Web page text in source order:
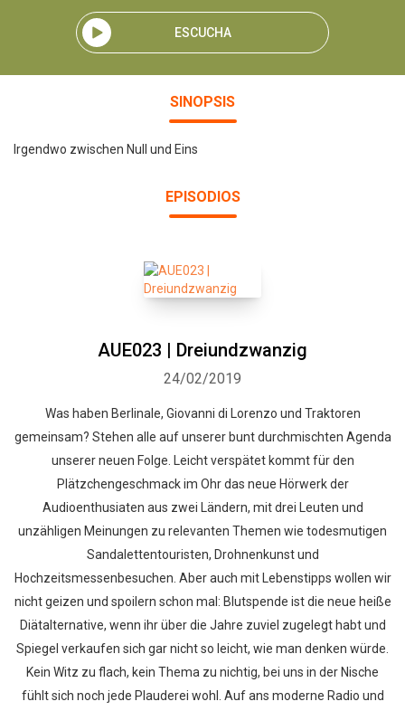
ESCUCHA
SINOPSIS
Irgendwo zwischen Null und Eins
EPISODIOS
AUE023 | Dreiundzwanzig
24/02/2019
Was haben Berlinale, Giovanni di Lorenzo und Traktoren
gemeinsam? Stehen alle auf unserer bunt durchmischten Agenda
unserer neuen Folge. Leicht verspätet kommt für den
Plätzchengeschmack im Ohr das neue Hörwerk der
Audioenthusiaten aus zwei Ländern, mit drei Leuten und
unzähligen Meinungen zu relevanten Themen wie todesmutigen
Sandalettentouristen, Drohnenkunst und
Hochzeitsmessenbesuchen. Aber auch mit Lebenstipps wollen wir
nicht geizen und spoilern schon mal: Blutspende ist die neue heiße
Diätalternative, wenn ihr über die Jahre zuviel zugelegt habt und
Spiegel verkaufen sich gar nicht so leicht, wie man denken würde.
Kein Witz zu flach, kein Thema zu nichtig, bei uns in der Nische
fühlt sich noch jede Plauderei wohl. Auf ans moderne Radio und